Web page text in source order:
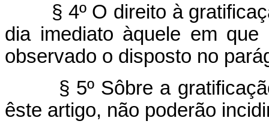
§ 4º O direito à
dia imediato àquele em
observado o disposto no
§ 5º Sôbre a
êste artigo, não poderão